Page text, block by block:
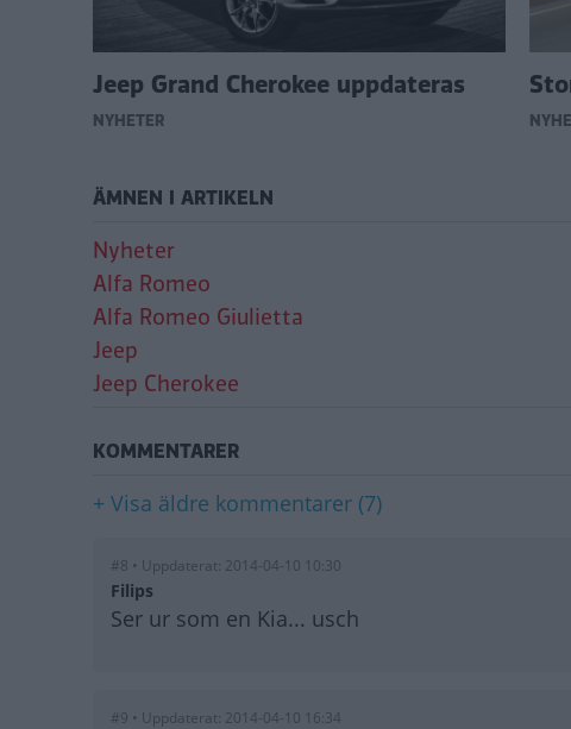
Jeep Grand Cherokee uppdateras
NYHETER
ÄMNEN I ARTIKELN
Nyheter
Alfa Romeo
Alfa Romeo Giulietta
Jeep
Jeep Cherokee
KOMMENTARER
+ Visa äldre kommentarer (7)
#8 • Uppdaterat: 2014-04-10 10:30
Filips
Ser ur som en Kia... usch
#9 • Uppdaterat: 2014-04-10 16:34